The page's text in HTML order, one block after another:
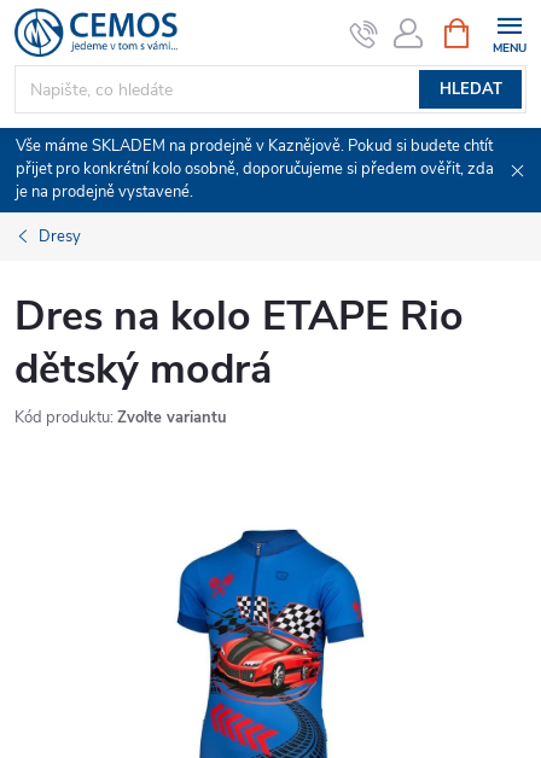
Přejít
na
obsah
HLEDAT
NÁKUPNÍ
KOŠÍK
Vše máme SKLADEM na prodejně v Kaznějově. Pokud si budete chtít
přijet pro konkrétní kolo osobně, doporučujeme si předem ověřit, zda
je na prodejně vystavené.
Dresy
Dres na kolo ETAPE Rio
dětský modrá
Kód produktu: Zvolte variantu